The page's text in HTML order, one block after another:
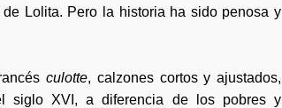
Lolita. Pero la historia ha sido penosa y
culotte, calzones cortos y ajustados,
siglo XVI, a diferencia de los pobres y